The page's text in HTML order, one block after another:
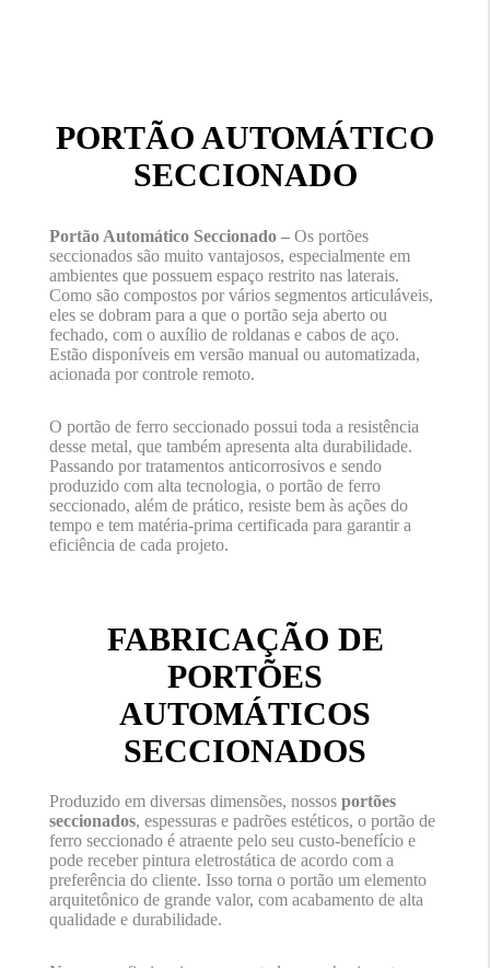
PORTÃO AUTOMÁTICO
SECCIONADO
Portão Automático Seccionado – Os portões
seccionados são muito vantajosos, especialmente em
ambientes que possuem espaço restrito nas laterais.
Como são compostos por vários segmentos articuláveis,
eles se dobram para a que o portão seja aberto ou
fechado, com o auxílio de roldanas e cabos de aço.
Estão disponíveis em versão manual ou automatizada,
acionada por controle remoto.
O portão de ferro seccionado possui toda a resistência
desse metal, que também apresenta alta durabilidade.
Passando por tratamentos anticorrosivos e sendo
produzido com alta tecnologia, o portão de ferro
seccionado, além de prático, resiste bem às ações do
tempo e tem matéria-prima certificada para garantir a
eficiência de cada projeto.
FABRICAÇÃO DE
PORTÕES
AUTOMÁTICOS
SECCIONADOS
Produzido em diversas dimensões, nossos portões
seccionados, espessuras e padrões estéticos, o portão de
ferro seccionado é atraente pelo seu custo-benefício e
pode receber pintura eletrostática de acordo com a
preferência do cliente. Isso torna o portão um elemento
arquitetônico de grande valor, com acabamento de alta
qualidade e durabilidade.